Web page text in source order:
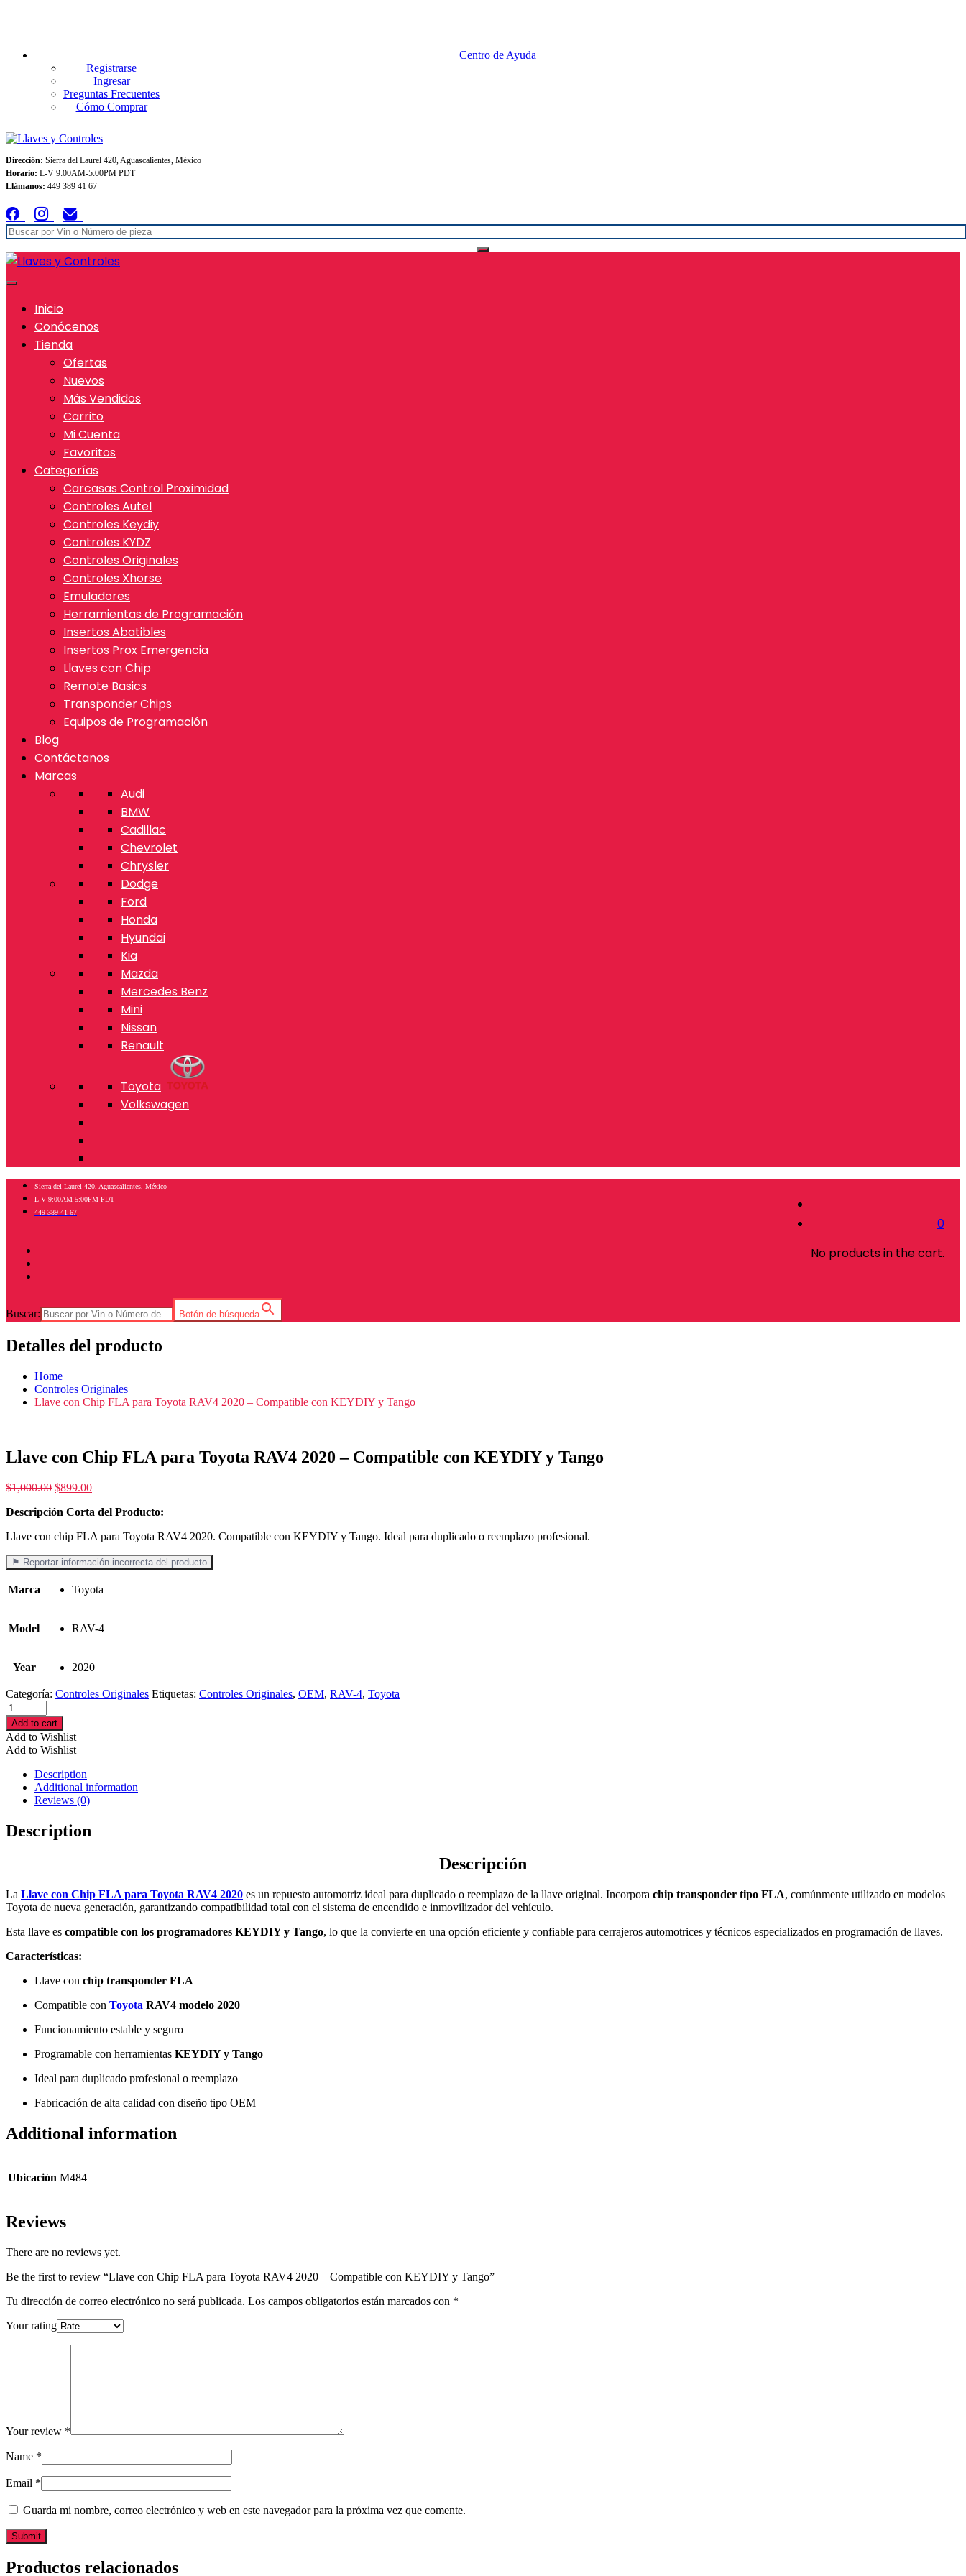
Centro de Ayuda
Registrarse
Ingresar
Preguntas Frecuentes
Cómo Comprar
Dirección: Sierra del Laurel 420, Aguascalientes, México
Horario: L-V 9:00AM-5:00PM PDT
Llámanos: 449 389 41 67
Inicio
Conócenos
Tienda
Ofertas
Nuevos
Más Vendidos
Carrito
Mi Cuenta
Favoritos
Categorías
Carcasas Control Proximidad
Controles Autel
Controles Keydiy
Controles KYDZ
Controles Originales
Controles Xhorse
Emuladores
Herramientas de Programación
Insertos Abatibles
Insertos Prox Emergencia
Llaves con Chip
Remote Basics
Transponder Chips
Equipos de Programación
Blog
Contáctanos
Marcas
Audi
BMW
Cadillac
Chevrolet
Chrysler
Dodge
Ford
Honda
Hyundai
Kia
Mazda
Mercedes Benz
Mini
Nissan
Renault
Toyota
Volkswagen
0
No products in the cart.
Sierra del Laurel 420, Aguascalientes, México
L-V 9:00AM-5:00PM PDT
449 389 41 67
Buscar: Botón de búsqueda
Detalles del producto
Home
Controles Originales
Llave con Chip FLA para Toyota RAV4 2020 – Compatible con KEYDIY y Tango
Llave con Chip FLA para Toyota RAV4 2020 – Compatible con KEYDIY y Tango
$1,000.00 $899.00
Descripción Corta del Producto:
Llave con chip FLA para Toyota RAV4 2020. Compatible con KEYDIY y Tango. Ideal para duplicado o reemplazo profesional.
⚑ Reportar información incorrecta del producto
Marca Toyota
Model RAV-4
Year 2020
Categoría: Controles Originales Etiquetas: Controles Originales, OEM, RAV-4, Toyota
Llave
con
Chip
FLA
para
Toyota
RAV4
2020
Compatible
con
Add to cart
Add to Wishlist
Add to Wishlist
Description
Additional information
Reviews (0)
Description
Descripción
La Llave con Chip FLA para Toyota RAV4 2020 es un repuesto automotriz ideal para duplicado o reemplazo de la llave original. Incorpora chip transponder tipo FLA, comúnmente utilizado en modelos
Toyota de nueva generación, garantizando compatibilidad total con el sistema de encendido e inmovilizador del vehículo.
Esta llave es compatible con los programadores KEYDIY y Tango, lo que la convierte en una opción eficiente y confiable para cerrajeros automotrices y técnicos especializados en programación de llaves.
Características:
Llave con chip transponder FLA
Compatible con Toyota RAV4 modelo 2020
Funcionamiento estable y seguro
Programable con herramientas KEYDIY y Tango
Ideal para duplicado profesional o reemplazo
Fabricación de alta calidad con diseño tipo OEM
Additional information
Ubicación M484
Reviews
There are no reviews yet.
Be the first to review “Llave con Chip FLA para Toyota RAV4 2020 – Compatible con KEYDIY y Tango”
Tu dirección de correo electrónico no será publicada. Los campos obligatorios están marcados con *
Your rating
Your review *
Name *
Email *
Guarda mi nombre, correo electrónico y web en este navegador para la próxima vez que comente.
Productos relacionados